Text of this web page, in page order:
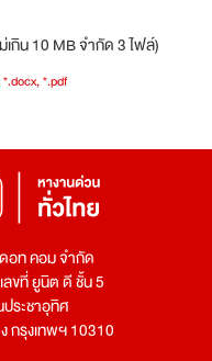
เกิน 10 MB จำกัด 3 ไฟล์)
*.pdf
อท คอม จำกัด
ลขที่ ยูนิต ดี ชั้น 5
ระชาอุทิศ
กรุงเทพฯ 10310